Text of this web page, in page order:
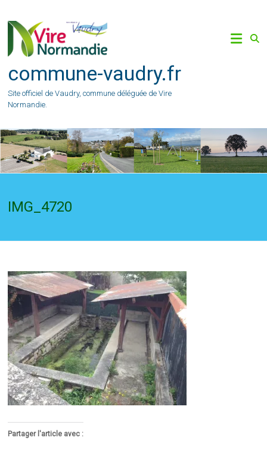
content
commune-vaudry.fr
Site officiel de Vaudry, commune déléguée de Vire
Normandie.
IMG_4720
Partager l'article avec :